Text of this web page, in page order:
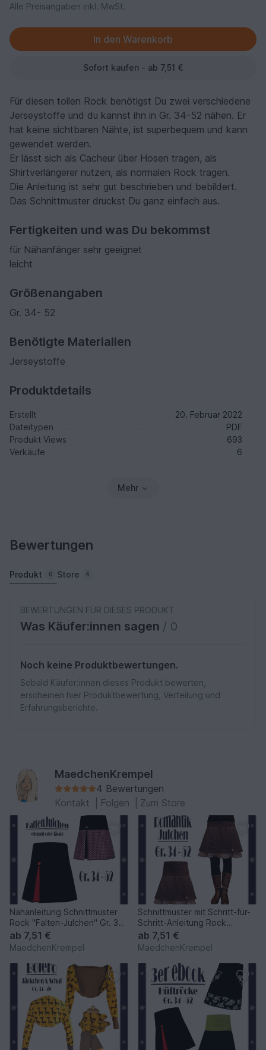
Alle Preisangaben inkl. MwSt.
Sofort kaufen - ab 7,51 €
Für diesen tollen Rock benötigst Du zwei verschiedene
Jerseystoffe und du kannst ihn in Gr. 34-52 nähen. Er
hat keine sichtbaren Nähte, ist superbequem und kann
gewendet werden.
Er lässt sich als Cacheur über Hosen tragen, als
Shirtverlängerer nutzen, als normalen Rock tragen.
Die Anleitung ist sehr gut beschrieben und bebildert.
Das Schnittmuster druckst Du ganz einfach aus.
Fertigkeiten und was Du bekommst
für Nähanfänger sehr geeignet
leicht
Größenangaben
Gr. 34- 52
Benötigte Materialien
Jerseystoffe
Produktdetails
Erstellt
20. Februar 2022
Dateitypen
PDF
Produkt Views
693
Verkäufe
6
Mehr
Bewertungen
Produkt 0 Store 4
BEWERTUNGEN FÜR DIESES PRODUKT
Was Käufer:innen sagen / 0
Noch keine Produktbewertungen.
Sobald Käufer:innen dieses Produkt bewerten,
erscheinen hier Produktbewertung, Verteilung und
Erfahrungsberichte.
MaedchenKrempel
4 Bewertungen
Kontakt
Folgen Zum Store
Nähanleitung Schnittmuster
Rock "Falten-Julchen" Gr. 34-
52
ab 7,51 €
MaedchenKrempel
Schnittmuster mit Schritt-für-
Schritt-Anleitung Rock
"RomantikJulchen"
ab 7,51 €
MaedchenKrempel